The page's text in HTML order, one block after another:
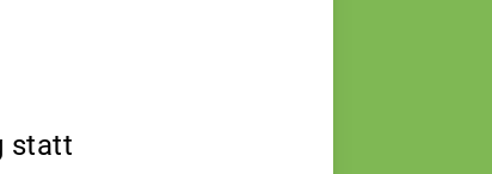
statt